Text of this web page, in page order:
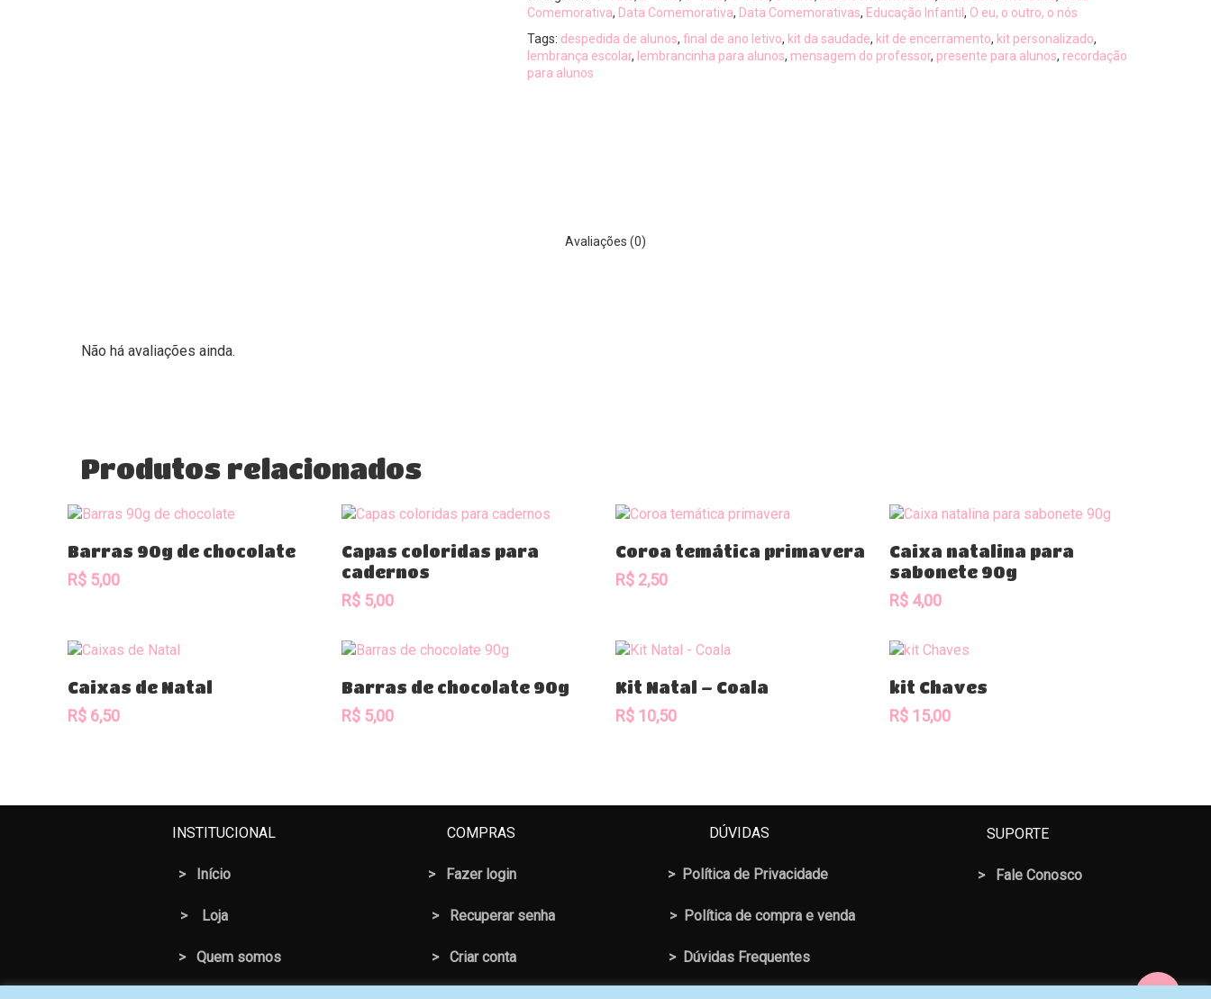
Comemorativa, Data Comemorativa, Data Comemorativas, Educação Infantil , O eu, o outro, o nós
Tags: despedida de alunos, final de ano letivo, kit da saudade, kit de encerramento, kit personalizado,
lembrança escolar, lembrancinha para alunos, mensagem do professor, presente para alunos, recordação
para alunos
Avaliações (0)
Não há avaliações ainda.
Produtos relacionados
Comprar
Barras 90g de chocolate
R$ 5,00
Comprar
Capas coloridas para
cadernos
R$5,00
Comprar
Coroa temática primavera
R$2,50
Comprar
Caixa natalina para
sabonete 90g
R$4,00
Comprar
Caixas de Natal
R$ 6,50
Comprar
Barras de chocolate 90g
R$5,00
Comprar
Kit Natal – Coala
R$10,50
kit Chaves
R$15,00
INSTITUCIONAL
> Início
> Loja
> Quem somos
COMPRAS
> Fazer login
> Recuperar senha
> Criar conta
DÚVIDAS
> Política de Privacidade
> Política de compra e venda
> Dúvidas Frequentes
SUPORTE
> Fale Conosco